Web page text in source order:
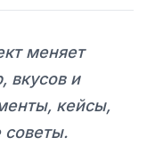
меняет
вкусов и
кейсы,
советы.